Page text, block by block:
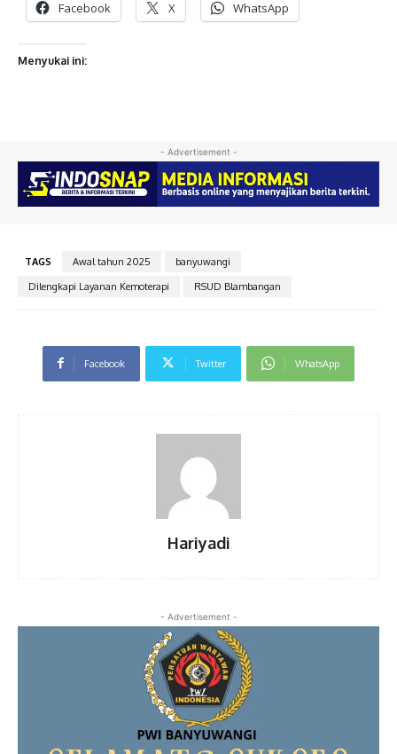
Facebook X WhatsApp
Menyukai ini:
- Advertisement -
TAGS Awal tahun 2025
banyuwangi
Dilengkapi Layanan Kemoterapi
RSUD Blambangan
Facebook Twitter WhatsApp
Hariyadi
- Advertisement -